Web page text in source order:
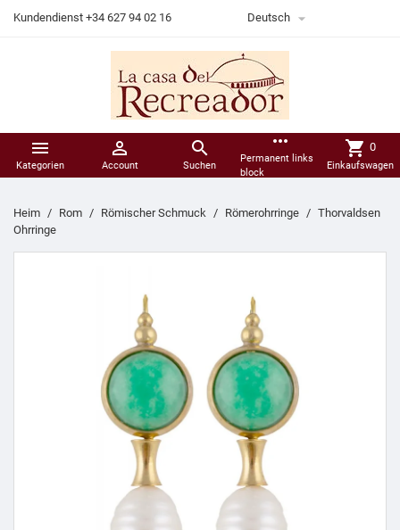
Kundendienst +34 627 94 02 16 Deutsch 

Kategorien

Account

Suchen
more_horiz
Permanent links
block
shopping_cart 0
Einkaufswagen
Heim Rom Römischer Schmuck Römerohrringe
Thorvaldsen
Ohrringe